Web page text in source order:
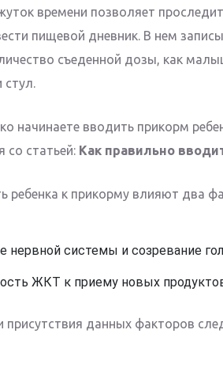
времени позволяет
пищевой дневник. В нем
съеденной дозы, как
начинаете вводить прикорм
со статьей: Как правильно
ребенка к прикорму влияют два
нервной системы и созревание
ЖКТ к приему новых
присутствия данных факторов